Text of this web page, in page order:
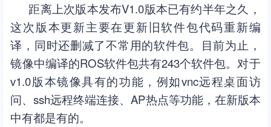
距离上次版本发布V1.0版本已有约半年之久，
这次版本更新主要在更新旧软件包代码重新编
译，同时还删减了不常用的软件包。目前为止，
镜像中编译的ROS软件包共有243个软件包。对于
v1.0版本镜像具有的功能，例如vnc远程桌面访
问、ssh远程终端连接、AP热点等功能，在新版本
中有都是有的。